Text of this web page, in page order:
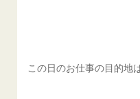
この日のお仕事の目的地